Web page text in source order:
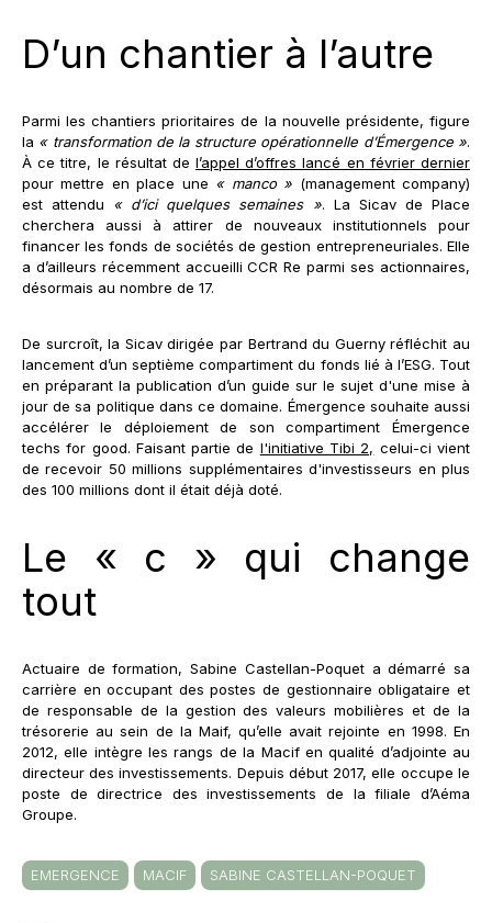
D’un chantier à l’autre
Parmi les chantiers prioritaires de la nouvelle présidente, figure
la « transformation de la structure opérationnelle d’Émergence ».
À ce titre, le résultat del’appel d’offres lancé en février dernier
pour mettre en place une « manco » (management company)
est attendu « d’ici quelques semaines ». La Sicav de Place
cherchera aussi à attirer de nouveaux institutionnels pour
financer les fonds de sociétés de gestion entrepreneuriales. Elle
a d’ailleurs récemment accueilli CCR Re parmi ses actionnaires,
désormais au nombre de 17.
De surcroît, la Sicav dirigée par Bertrand du Guerny réfléchit au
lancement d’un septième compartiment du fonds lié à l’ESG. Tout
en préparant la publication d’un guide sur le sujet d'une mise à
jour de sa politique dans ce domaine. Émergence souhaite aussi
accélérer le déploiement de son compartiment Émergence
techs for good. Faisant partie de l'initiative Tibi 2, celui-ci vient
de recevoir 50 millions supplémentaires d'investisseurs en plus
des 100 millions dont il était déjà doté.
Le « c » qui change
tout
Actuaire de formation, Sabine Castellan-Poquet a démarré sa
carrière en occupant des postes de gestionnaire obligataire et
de responsable de la gestion des valeurs mobilières et de la
trésorerie au sein de la Maif, qu’elle avait rejointe en 1998. En
2012, elle intègre les rangs de la Macif en qualité d’adjointe au
directeur des investissements. Depuis début 2017, elle occupe le
poste de directrice des investissements de la filiale d’Aéma
Groupe.
EMERGENCE MACIF SABINE CASTELLAN-POQUET